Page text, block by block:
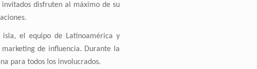
disfruten al máximo de su
el equipo de Latinoamérica y
de influencia. Durante la
para todos los involucrados.